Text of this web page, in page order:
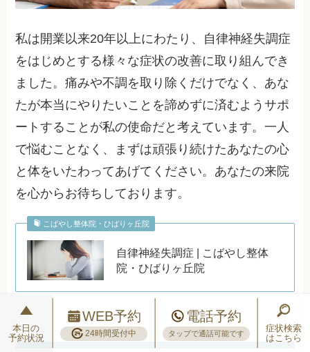
私は開業以来20年以上にわたり、自律神経失調症
をはじめとする様々な症状の改善に取り組んでき
ました。痛みや不調を取り除くだけでなく、あな
たが本当にやりたいことを諦めずに済むようサポ
ートすることが私の使命だと考えています。一人
で悩むことなく、まずは頑張り続けたあなたの心
と体をいたわってあげてください。あなたの来院
を心からお待ちしております。
こばやし整体院・ひばりヶ丘院
自律神経失調症 | こばやし整体
院・ひばりヶ丘院
本日の
予約状況
WEB予約
24時間受付中
電話予約
タップで通話可能です
症状検索
はこちら